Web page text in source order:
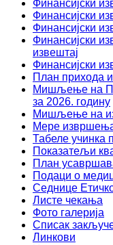
Финансијски
Финансијски
Финансијски
Финансијски
извештај
Финансијски
План прихода
Мишљење на
за 2026. годину
Мишљење на
Мере
Табеле учинка
Показатељи
План
Подаци о
Седнице
Листе чекања
Фото галерија
Списак
Линкови